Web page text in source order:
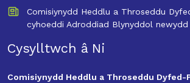
Comisiynydd Heddlu a Throseddu
cyhoeddi Adroddiad Blynyddol newydd
Cysylltwch â Ni
Comisiynydd Heddlu a Throseddu Dyfed-